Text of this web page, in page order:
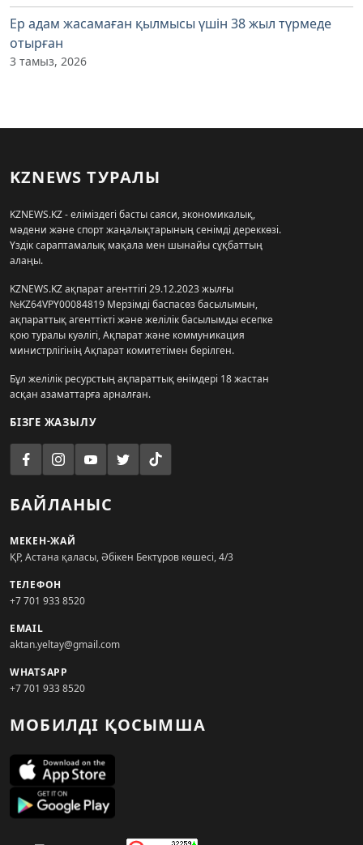
Ер адам жасамаған қылмысы үшін 38 жыл түрмеде
отырған
3 тамыз, 2026
KZNEWS ТУРАЛЫ
KZNEWS.KZ - еліміздегі басты саяси, экономикалық,
мәдени және спорт жаңалықтарының сенімді дереккөзі.
Үздік сараптамалық мақала мен шынайы сұқбаттың
алаңы.
KZNEWS.KZ ақпарат агенттігі 29.12.2023 жылғы
№KZ64VPY00084819 Мерзімді баспасөз басылымын,
ақпараттық агенттікті және желілік басылымды есепке
қою туралы куәлігі, Ақпарат және коммуникация
министрлігінің Ақпарат комитетімен берілген.
Бұл желілік ресурстың ақпараттық өнімдері 18 жастан
асқан азаматтарға арналған.
БІЗГЕ ЖАЗЫЛУ
БАЙЛАНЫС
МЕКЕН-ЖАЙ
ҚР, Астана қаласы, Әбікен Бектұров көшесі, 4/3
ТЕЛЕФОН
+7 701 933 8520
EMAIL
aktan.yeltay@gmail.com
WHATSAPP
+7 701 933 8520
МОБИЛДІ ҚОСЫМША